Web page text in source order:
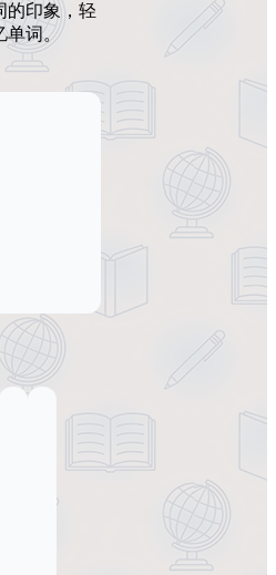
的印象，轻
单词。